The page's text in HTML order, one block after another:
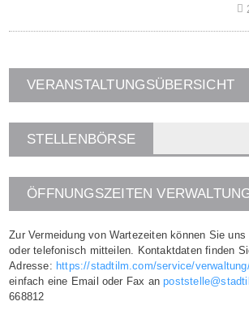
VERANSTALTUNGSÜBERSICHT
STELLENBÖRSE
ÖFFNUNGSZEITEN
Zur Vermeidung von Wartezeiten können Sie uns
oder telefonisch mitteilen. Kontaktdaten finden
Adresse: https://stadtilm.com/service/
einfach eine Email oder Fax an
668812